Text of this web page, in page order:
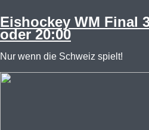
Eishockey WM Final
oder 20:00
Nur wenn die Schweiz spielt!